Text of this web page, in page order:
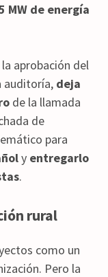
MW de energía
aprobación del
auditoría, deja
de la llamada
de
para
y entregarlo
.
rural
como un
Pero la